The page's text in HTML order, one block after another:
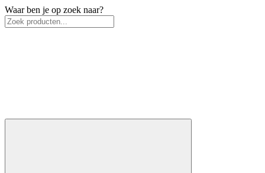
Waar ben je op zoek naar?